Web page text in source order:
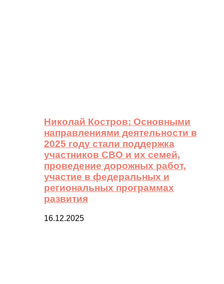
Николай Костров: Основными
направлениями деятельности в
2025 году стали поддержка
участников СВО и их семей,
проведение дорожных работ,
участие в федеральных и
региональных программах
развития
16.12.2025